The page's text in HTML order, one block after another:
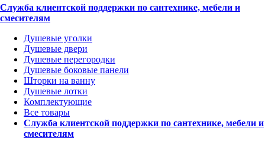
Служба клиентской поддержки по сантехнике, мебели и
смесителям
Душевые уголки
Душевые двери
Душевые перегородки
Душевые боковые панели
Шторки на ванну
Душевые лотки
Комплектующие
Все товары
Служба клиентской поддержки по сантехнике, мебели и
смесителям